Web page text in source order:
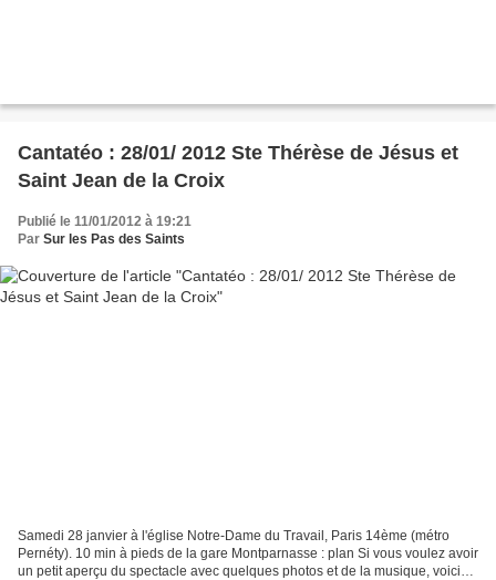
Cantatéo : 28/01/ 2012 Ste Thérèse de Jésus et
Saint Jean de la Croix
Publié le 11/01/2012 à 19:21
Par Sur les Pas des Saints
Samedi 28 janvier à l'église Notre-Dame du Travail, Paris 14ème (métro
Pernéty). 10 min à pieds de la gare Montparnasse : plan Si vous voulez avoir
un petit aperçu du spectacle avec quelques photos et de la musique, voici